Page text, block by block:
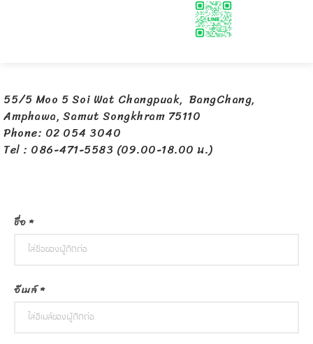
55/5 Moo 5 Soi Wat Changpuak, BangChang,
Amphawa, Samut Songkhram 75110
Phone: 02 054 3040
Tel : 086-471-5583 (09.00-18.00 น.)
ชื่อ *
อีเมล์ *